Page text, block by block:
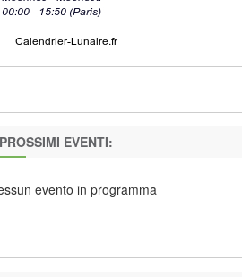
EVENTI:
evento in programma